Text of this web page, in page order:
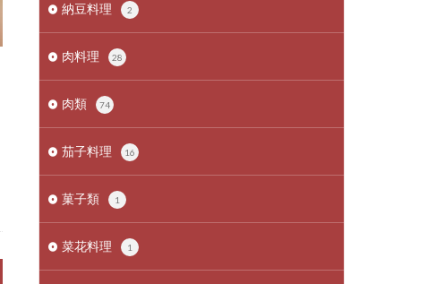
納豆料理 2
肉料理 28
肉類 74
茄子料理 16
菓子類 1
菜花料理 1